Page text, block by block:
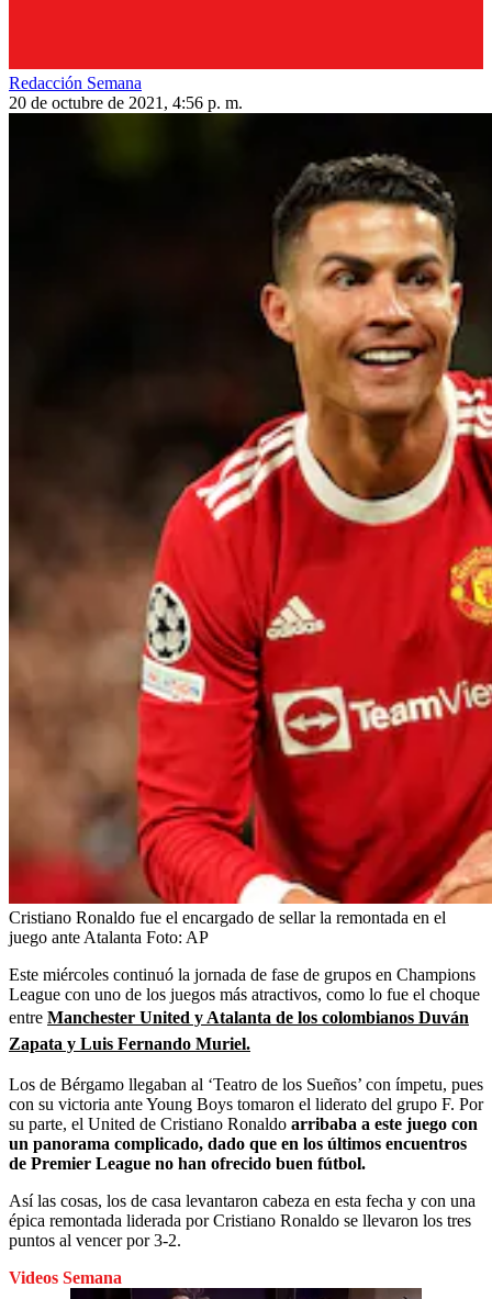
Redacción Semana
20 de octubre de 2021, 4:56 p. m.
Cristiano Ronaldo fue el encargado de sellar la remontada en el
juego ante Atalanta Foto: AP
Este miércoles continuó la jornada de fase de grupos en Champions
League con uno de los juegos más atractivos, como lo fue el choque
entre Manchester United y Atalanta de los colombianos Duván
Zapata y Luis Fernando Muriel.
Los de Bérgamo llegaban al ‘Teatro de los Sueños’ con ímpetu, pues
con su victoria ante Young Boys tomaron el liderato del grupo F. Por
su parte, el United de Cristiano Ronaldo arribaba a este juego con
un panorama complicado, dado que en los últimos encuentros
de Premier League no han ofrecido buen fútbol.
Así las cosas, los de casa levantaron cabeza en esta fecha y con una
épica remontada liderada por Cristiano Ronaldo se llevaron los tres
puntos al vencer por 3-2.
Videos Semana